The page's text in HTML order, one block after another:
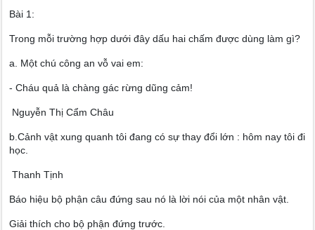
Bài 1:
Trong mỗi trường hợp dưới đây dấu hai chấm được dùng làm gì?
a. Một chú công an vỗ vai em:
- Cháu quả là chàng gác rừng dũng cảm!
Nguyễn Thị Cẩm Châu
b.Cảnh vật xung quanh tôi đang có sự thay đổi lớn : hôm nay tôi đi
học.
Thanh Tịnh
Báo hiệu bộ phận câu đứng sau nó là lời nói của một nhân vật.
Giải thích cho bộ phận đứng trước.